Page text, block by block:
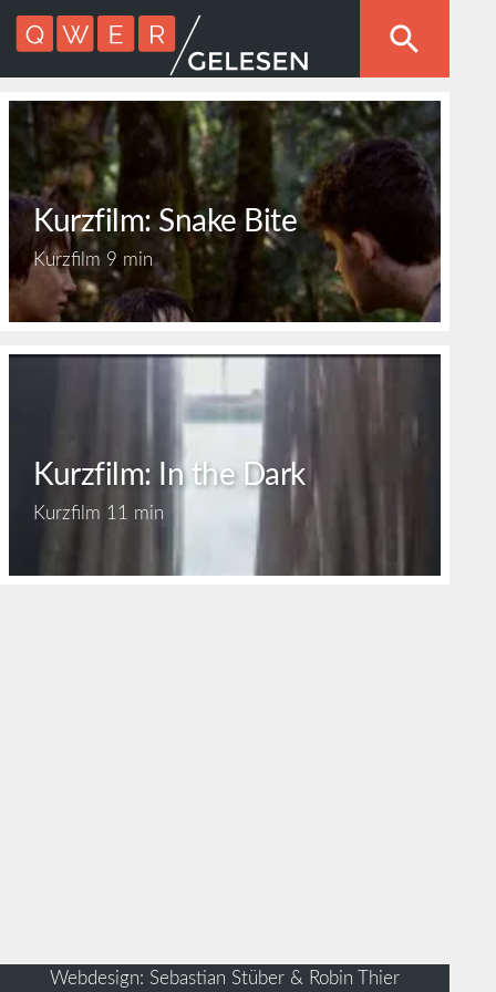
Kurzfilm: Snake Bite
Kurzfilm 9 min
Kurzfilm: In the Dark
Kurzfilm 11 min
Webdesign: Sebastian Stüber & Robin Thier